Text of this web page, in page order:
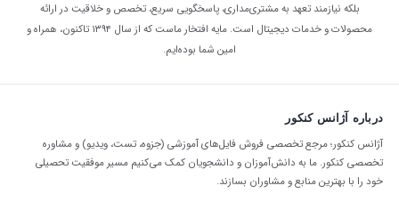
بلکه نیازمند تعهد به مشتری‌مداری، پاسخگویی سریع، تخصص و خلاقیت در ارائه
محصولات و خدمات دیجیتال است. مایه افتخار ماست که از سال ۱۳۹۴ تاکنون، همراه و
امین شما بوده‌ایم.
درباره آژانس کنکور
آژانس کنکور؛ مرجع تخصصی فروش فایل‌های آموزشی (جزوه، تست، ویدیو) و مشاوره
تخصصی کنکور. ما به دانش‌آموزان و دانشجویان کمک می‌کنیم مسیر موفقیت تحصیلی
خود را با بهترین منابع و مشاوران بسازند.